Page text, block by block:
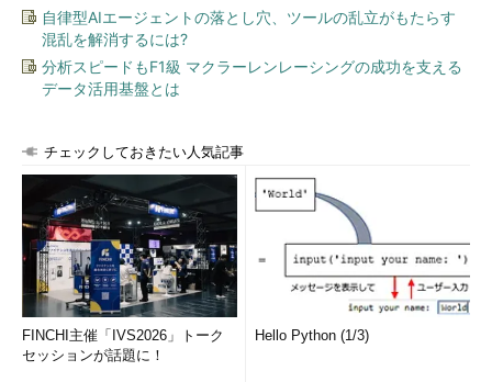
自律型AIエージェントの落とし穴、ツールの乱立がもたらす
混乱を解消するには?
分析スピードもF1級 マクラーレンレーシングの成功を支える
データ活用基盤とは
チェックしておきたい人気記事
FINCHI主催「IVS2026」トーク
セッションが話題に！
Hello Python (1/3)